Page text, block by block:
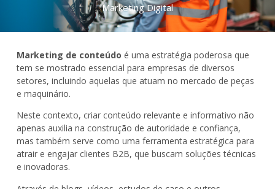
Marketing Digital
Marketing de conteúdo é uma estratégia poderosa que
tem se mostrado essencial para empresas de diversos
setores, incluindo aquelas que atuam no mercado de peças
e maquinário.
Neste contexto, criar conteúdo relevante e informativo não
apenas auxilia na construção de autoridade e confiança,
mas também serve como uma ferramenta estratégica para
atrair e engajar clientes B2B, que buscam soluções técnicas
e inovadoras.